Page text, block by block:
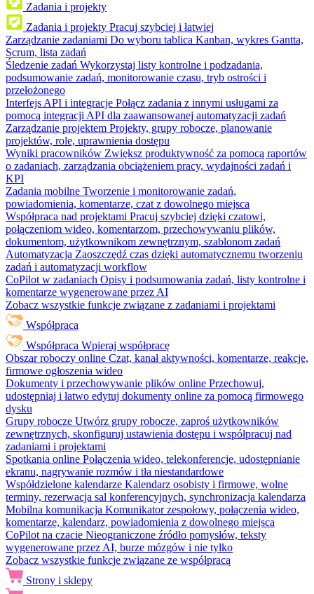
Zadania i projekty
Zadania i projekty Pracuj szybciej i łatwiej
Zarządzanie zadaniami Do wyboru tablica Kanban, wykres Gantta,
Scrum, lista zadań
Śledzenie zadań Wykorzystaj listy kontrolne i podzadania,
podsumowanie zadań, monitorowanie czasu, tryb ostrości i
przełożonego
Interfejs API i integracje Połącz zadania z innymi usługami za
pomocą integracji API dla zaawansowanej automatyzacji zadań
Zarządzanie projektem Projekty, grupy robocze, planowanie
projektów, role, uprawnienia dostępu
Wyniki pracowników Zwiększ produktywność za pomocą raportów
o zadaniach, zarządzania obciążeniem pracy, wydajności zadań i
KPI
Zadania mobilne Tworzenie i monitorowanie zadań,
powiadomienia, komentarze, czat z dowolnego miejsca
Współpraca nad projektami Pracuj szybciej dzięki czatowi,
połączeniom wideo, komentarzom, przechowywaniu plików,
dokumentom, użytkownikom zewnętrznym, szablonom zadań
Automatyzacja Zaoszczędź czas dzięki automatycznemu tworzeniu
zadań i automatyzacji workflow
CoPilot w zadaniach Opisy i podsumowania zadań, listy kontrolne i
komentarze wygenerowane przez AI
Zobacz wszystkie funkcje związane z zadaniami i projektami
Współpraca
Współpraca Wpieraj współpracę
Obszar roboczy online Czat, kanał aktywności, komentarze, reakcje,
firmowe ogłoszenia wideo
Dokumenty i przechowywanie plików online Przechowuj,
udostępniaj i łatwo edytuj dokumenty online za pomocą firmowego
dysku
Grupy robocze Utwórz grupy robocze, zaproś użytkowników
zewnętrznych, skonfiguruj ustawienia dostępu i współpracuj nad
zadaniami i projektami
Spotkania online Połączenia wideo, telekonferencje, udostępnianie
ekranu, nagrywanie rozmów i tła niestandardowe
Współdzielone kalendarze Kalendarz osobisty i firmowe, wolne
terminy, rezerwacja sal konferencyjnych, synchronizacja kalendarza
Mobilna komunikacja Komunikator zespołowy, połączenia wideo,
komentarze, kalendarz, powiadomienia z dowolnego miejsca
CoPilot na czacie Nieograniczone źródło pomysłów, teksty
wygenerowane przez AI, burze mózgów i nie tylko
Zobacz wszystkie funkcje związane ze współpracą
Strony i sklepy